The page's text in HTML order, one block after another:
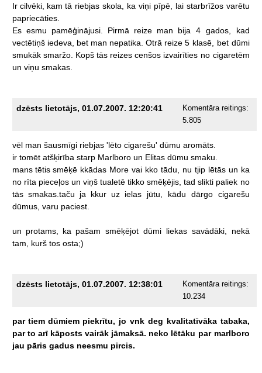
Ir cilvēki, kam tā riebjas skola, ka viņi pīpē, lai starbrīžos varētu
papriecāties.
Es esmu pamēģinājusi. Pirmā reize man bija 4 gados,
kad
vectētiņš iedeva, bet man nepatika. Otrā reize 5 klasē, bet dūmi
smukāk smaržo. Kopš tās reizes cenšos izvairīties no cigaretēm
un viņu smakas.
dzēsts lietotājs, 01.07.2007. 12:20:41
Komentāra reitings:
5.805
vēl man šausmīgi riebjas 'lēto cigarešu' dūmu aromāts.
ir tomēt atšķirība starp Marlboro un Elitas dūmu smaku.
mans tētis smēķē kkādas More vai kko tādu, nu tjip lētās un ka
no rīta pieceļos un viņš tualetē tikko smēķējis, tad slikti paliek no
tās smakas.taču ja kkur uz ielas jūtu, kādu dārgo cigarešu
dūmus, varu paciest.
un protams, ka pašam smēķējot dūmi liekas savādāki,
nekā
tam,
kurš tos osta;)
dzēsts lietotājs, 01.07.2007. 12:38:01
Komentāra reitings:
10.234
par tiem dūmiem piekrītu, jo vnk deg kvalitatīvāka tabaka,
par to arī kāposts vairāk jāmaksā. neko lētāku par marlboro
jau pāris gadus neesmu pircis.